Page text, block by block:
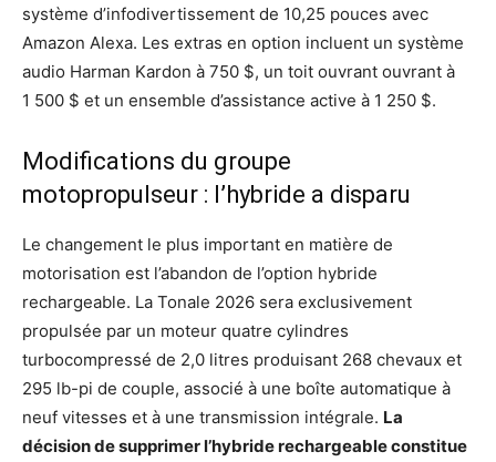
système d’infodivertissement de 10,25 pouces avec
Amazon Alexa. Les extras en option incluent un système
audio Harman Kardon à 750 $, un toit ouvrant ouvrant à
1 500 $ et un ensemble d’assistance active à 1 250 $.
Modifications du groupe
motopropulseur : l’hybride a disparu
Le changement le plus important en matière de
motorisation est l’abandon de l’option hybride
rechargeable. La Tonale 2026 sera exclusivement
propulsée par un moteur quatre cylindres
turbocompressé de 2,0 litres produisant 268 chevaux et
295 lb-pi de couple, associé à une boîte automatique à
neuf vitesses et à une transmission intégrale. La
décision de supprimer l’hybride rechargeable constitue